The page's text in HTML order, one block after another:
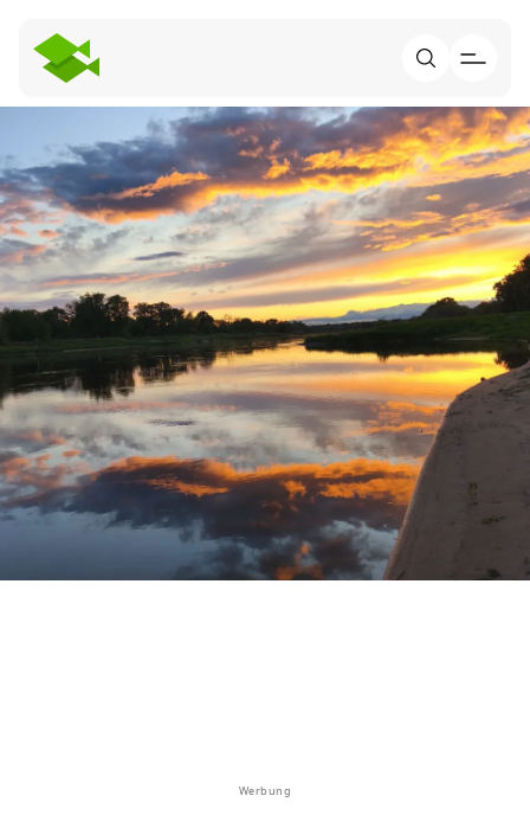
Werbung